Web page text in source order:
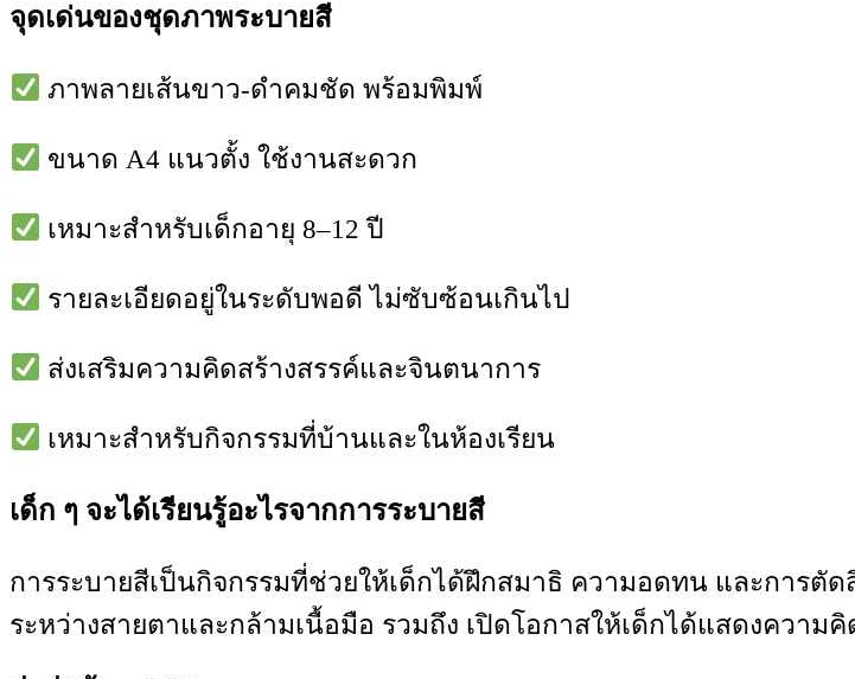
จุดเด่นของชุดภาพระบายสี
ภาพลายเส้นขาว-ดำคมชัด พร้อมพิมพ์
ขนาด A4 แนวตั้ง ใช้งานสะดวก
เหมาะสำหรับเด็กอายุ 8–12 ปี
รายละเอียดอยู่ในระดับพอดี ไม่ซับซ้อนเกินไป
ส่งเสริมความคิดสร้างสรรค์และจินตนาการ
เหมาะสำหรับกิจกรรมที่บ้านและในห้องเรียน
เด็ก ๆ จะได้เรียนรู้อะไรจากการระบายสี
การระบายสีเป็นกิจกรรมที่ช่วยให้เด็กได้ฝึกสมาธิ ความอดทน และการตั
ระหว่างสายตาและกล้ามเนื้อมือ รวมถึง เปิดโอกาสให้เด็กได้แสดงความ